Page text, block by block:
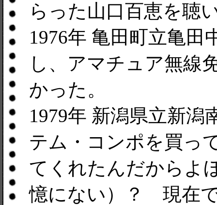
らった山口百恵を聴
1976年 亀田町立亀田
し、アマチュア無線
かった。
1979年 新潟県立新
テム・コンポを買っ
てくれたんだからよ
憶にない）？ 現在